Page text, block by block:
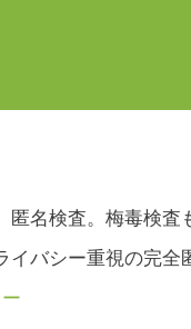
匿名検査。梅毒検査
バシー重視の完全